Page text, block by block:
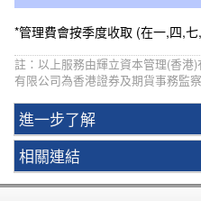
*管理費會按季度收取 (在一,四,
註：以上服務由輝立資本管理(香港
有限公司為香港證券及期貨事務監
進一步了解
資本管理
基金經理
相關連結
開設戶口